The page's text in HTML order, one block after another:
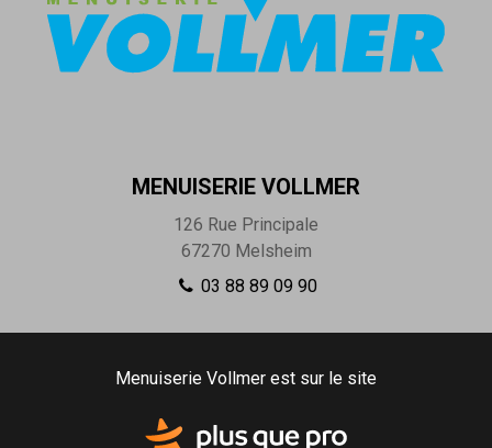
MENUISERIE VOLLMER
126 Rue Principale
67270 Melsheim
03 88 89 09 90
Menuiserie Vollmer est sur le site